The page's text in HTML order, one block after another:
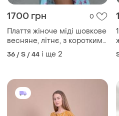
1700 грн 0
Плаття жіноче міді шовкове
весняне, літнє, з короткими
рукавами, дизайнерське
блакитне принт
36 / S / 44 і ще 2